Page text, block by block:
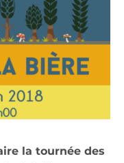
la tournée des